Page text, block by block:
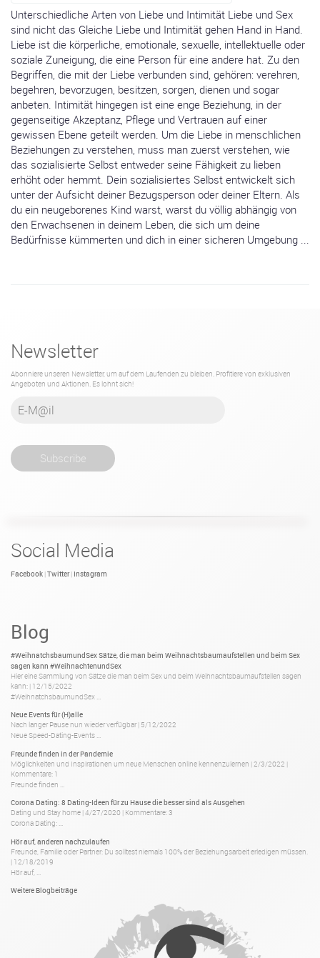
Unterschiedliche Arten von Liebe und Intimität Liebe und Sex
sind nicht das Gleiche Liebe und Intimität gehen Hand in Hand.
Liebe ist die körperliche, emotionale, sexuelle, intellektuelle oder
soziale Zuneigung, die eine Person für eine andere hat. Zu den
Begriffen, die mit der Liebe verbunden sind, gehören: verehren,
begehren, bevorzugen, besitzen, sorgen, dienen und sogar
anbeten. Intimität hingegen ist eine enge Beziehung, in der
gegenseitige Akzeptanz, Pflege und Vertrauen auf einer
gewissen Ebene geteilt werden. Um die Liebe in menschlichen
Beziehungen zu verstehen, muss man zuerst verstehen, wie
das sozialisierte Selbst entweder seine Fähigkeit zu lieben
erhöht oder hemmt. Dein sozialisiertes Selbst entwickelt sich
unter der Aufsicht deiner Bezugsperson oder deiner Eltern. Als
du ein neugeborenes Kind warst, warst du völlig abhängig von
den Erwachsenen in deinem Leben, die sich um deine
Bedürfnisse kümmerten und dich in einer sicheren Umgebung ...
Newsletter
Abonniere unseren Newsletter, um auf dem Laufenden zu bleiben. Profitiere von exklusiven
Angeboten und Aktionen. Es lohnt sich!
Social Media
Facebook |Twitter| Instagram
Blog
#WeihnatchsbaumundSex Sätze, die man beim Weihnachtsbaumaufstellen und beim Sex
sagen kann #WeihnachtenundSex
Hier eine Sammlung von Sätze die man beim Sex und beim Weihnachtsbaumaufstellen sagen
kann: | 12/15/2022
#WeihnatchsbaumundSex ...
Neue Events für (H)alle
Nach langer Pause nun wieder verfügbar | 5/12/2022
Neue Speed-Dating-Events ...
Freunde finden in der Pandemie
Möglichkeiten und Inspirationen um neue Menschen online kennenzulernen |2/3/2022 |
Kommentare: 1
Freunde finden ...
Corona Dating: 8 Dating-Ideen für zu Hause die besser sind als Ausgehen
Dating und Stay home |4/27/2020 | Kommentare: 3
Corona Dating: ...
Hör auf, anderen nachzulaufen
Freunde, Familie oder Partner: Du solltest niemals 100% der Beziehungsarbeit erledigen müssen.
| 12/18/2019
Hör auf, ...
Weitere Blogbeiträge